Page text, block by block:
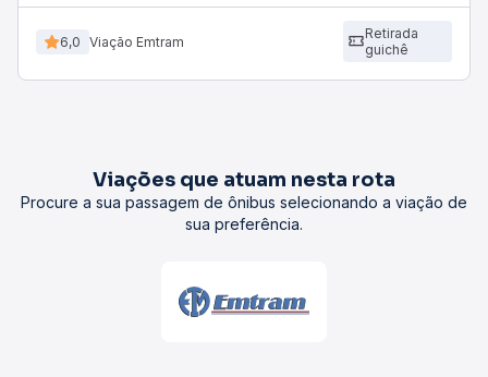
6,0 Viação Emtram
Retirada
guichê
Viações que atuam nesta rota
Procure a sua passagem de ônibus selecionando a viação de
sua preferência.